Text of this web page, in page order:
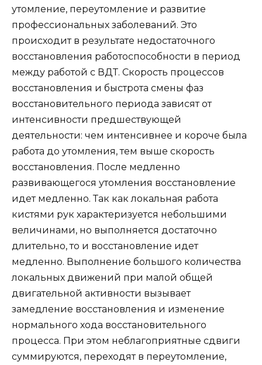
утомление, переутомление и развитие
профессиональных заболеваний. Это
происходит в результате недостаточного
восстановления работоспособности в период
между работой с ВДТ. Скорость процессов
восстановления и быстрота смены фаз
восстановительного периода зависят от
интенсивности предшествующей
деятельности: чем интенсивнее и короче была
работа до утомления, тем выше скорость
восстановления. После медленно
развивающегося утомления восстановление
идет медленно. Так как локальная работа
кистями рук характеризуется небольшими
величинами, но выполняется достаточно
длительно, то и восстановление идет
медленно. Выполнение большого количества
локальных движений при малой общей
двигательной активности вызывает
замедление восстановления и изменение
нормального хода восстановительного
процесса. При этом неблагоприятные сдвиги
суммируются, переходят в переутомление,